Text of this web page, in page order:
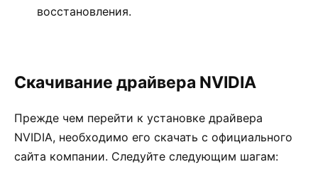
восстановления.
Скачивание драйвера NVIDIA
Прежде чем перейти к установке драйвера
NVIDIA, необходимо его скачать с официального
сайта компании. Следуйте следующим шагам: